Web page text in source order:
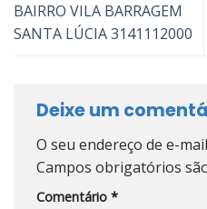
BAIRRO VILA BARRAGEM
SANTA LÚCIA 3141112000
Deixe um
O seu endereço de e-
Campos obrigatórios
Comentário *